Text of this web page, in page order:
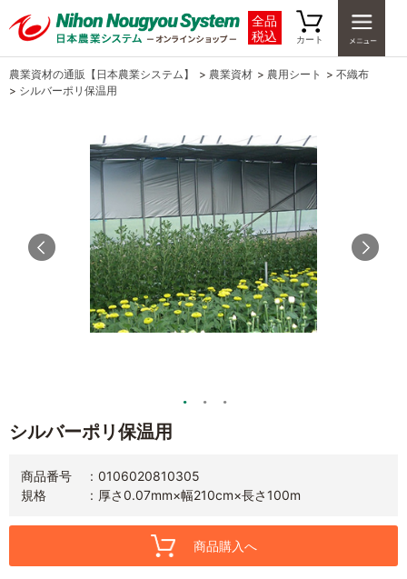
全品
税込
カート
農業資材の通販【日本農業システム】 > 農業資材 > 農用シート > 不織布
> シルバーポリ保温用
シルバーポリ保温用
商品番号
0106020810305
規格
厚さ0.07mm×幅210cm×長さ100m
商品購入へ